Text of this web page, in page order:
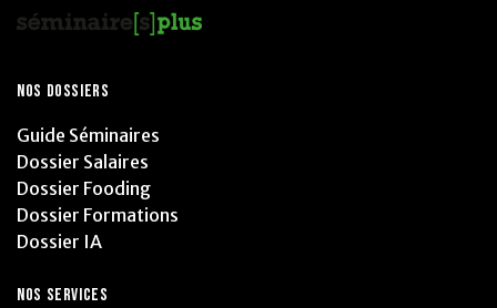
NOS DOSSIERS
Guide Séminaires
Dossier Salaires
Dossier Fooding
Dossier Formations
Dossier IA
NOS SERVICES